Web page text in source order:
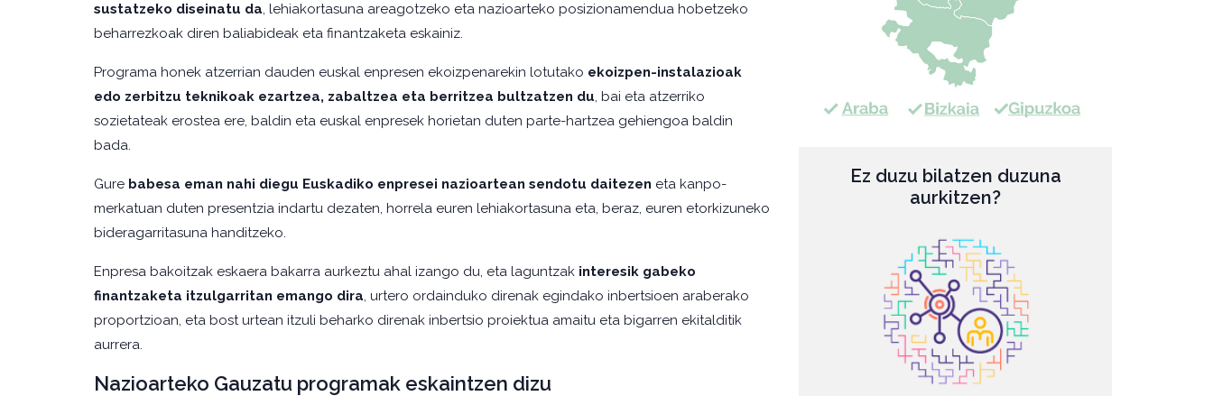
sustatzeko diseinatu da, lehiakortasuna areagotzeko eta nazioarteko posizionamendua hobetzeko
beharrezkoak diren baliabideak eta finantzaketa eskainiz.
Programa honek atzerrian dauden euskal enpresen ekoizpenarekin lotutako ekoizpen-instalazioak
edo zerbitzu teknikoak ezartzea, zabaltzea eta berritzea bultzatzen du, bai eta atzerriko
sozietateak erostea ere, baldin eta euskal enpresek horietan duten parte-hartzea gehiengoa baldin
bada.
Gure babesa eman nahi diegu Euskadiko enpresei nazioartean sendotu daitezen eta kanpo-
merkatuan duten presentzia indartu dezaten, horrela euren lehiakortasuna eta, beraz, euren etorkizuneko
bideragarritasuna handitzeko.
Enpresa bakoitzak eskaera bakarra aurkeztu ahal izango du, eta laguntzak interesik gabeko
finantzaketa itzulgarritan emango dira, urtero ordainduko direnak egindako inbertsioen araberako
proportzioan, eta bost urtean itzuli beharko direnak inbertsio proiektua amaitu eta bigarren ekitalditik
aurrera.
Nazioarteko Gauzatu programak eskaintzen dizu
Ez duzu bilatzen duzuna
aurkitzen?